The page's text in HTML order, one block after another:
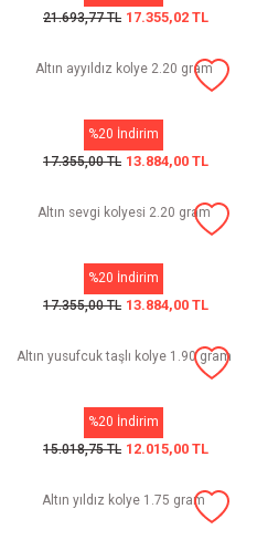
21.693,77 TL 17.355,02 TL
Altın ayyıldız kolye 2.20 gram
%20 İndirim
17.355,00 TL 13.884,00 TL
Altın sevgi kolyesi 2.20 gram
%20 İndirim
17.355,00 TL 13.884,00 TL
Altın yusufcuk taşlı kolye 1.90 gram
%20 İndirim
15.018,75 TL 12.015,00 TL
Altın yıldız kolye 1.75 gram